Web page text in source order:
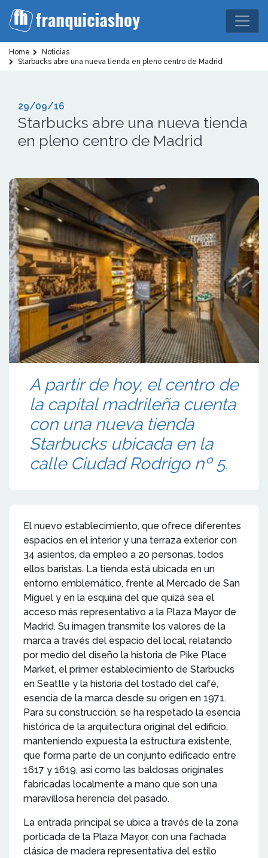
Home
Noticias
Starbucks abre una nueva tienda en pleno centro de Madrid
29/09/16
Starbucks abre una nueva tienda
en pleno centro de Madrid
A partir de hoy, el centro de
la capital madrileña cuenta
con una nueva tienda
Starbucks ubicada en la
calle Ciudad Rodrigo nº 5.
El nuevo establecimiento, que ofrece diferentes
espacios en el interior y una terraza exterior con
34 asientos, da empleo a 20 personas, todos
ellos baristas. La tienda está ubicada en un
entorno emblemático, frente al Mercado de San
Miguel y en la esquina del que quizá sea el
acceso más representativo a la Plaza Mayor de
Madrid. Su imagen transmite los valores de la
marca a través del espacio del local, relatando
por medio del diseño la historia de Pike Place
Market, el primer establecimiento de Starbucks
en Seattle y la historia del tostado del café,
esencia de la marca desde su origen en 1971.
Para su construcción, se ha respetado la esencia
histórica de la arquitectura original del edificio,
manteniendo expuesta la estructura existente,
que forma parte de un conjunto edificado entre
1617 y 1619, así como las baldosas originales
fabricadas localmente a mano que son una
maravillosa herencia del pasado.
La entrada principal se ubica a través de la zona
porticada de la Plaza Mayor, con una fachada
clásica de madera representativa del estilo